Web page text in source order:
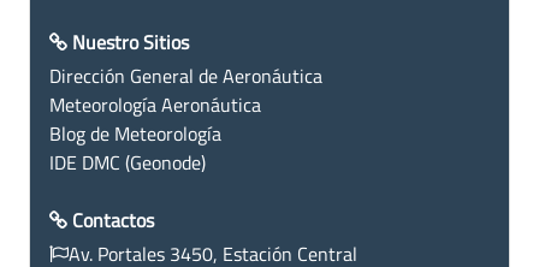
Nuestro Sitios
Dirección General de Aeronáutica
Meteorología Aeronáutica
Blog de Meteorología
IDE DMC (Geonode)
Contactos
Av. Portales 3450, Estación Central